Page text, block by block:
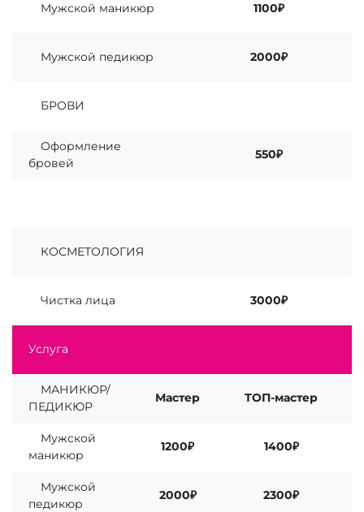
Мужской маникюр 1100₽
Мужской педикюр 2000₽
БРОВИ
Оформление
бровей
550₽
КОСМЕТОЛОГИЯ
Чистка лица 3000₽
Услуга
МАНИКЮР/
ПЕДИКЮР
Мастер ТОП-мастер
Мужской
маникюр
1200₽ 1400₽
Мужской
педикюр
2000₽ 2300₽